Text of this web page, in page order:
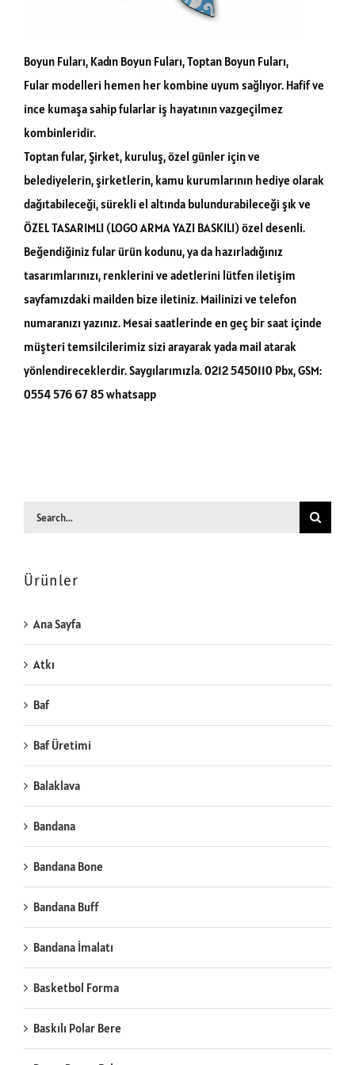
Boyun Fuları, Kadın Boyun Fuları, Toptan Boyun Fuları,
Fular modelleri hemen her kombine uyum sağlıyor. Hafif ve
ince kumaşa sahip fularlar iş hayatının vazgeçilmez
kombinleridir.
Toptan fular, Şirket, kuruluş, özel günler için ve
belediyelerin, şirketlerin, kamu kurumlarının hediye olarak
dağıtabileceği, sürekli el altında bulundurabileceği şık ve
ÖZEL TASARIMLI (LOGO ARMA YAZI BASKILI) özel desenli.
Beğendiğiniz fular ürün kodunu, ya da hazırladığınız
tasarımlarınızı, renklerini ve adetlerini lütfen iletişim
sayfamızdaki mailden bize iletiniz. Mailinizi ve telefon
numaranızı yazınız. Mesai saatlerinde en geç bir saat içinde
müşteri temsilcilerimiz sizi arayarak yada mail atarak
yönlendireceklerdir. Saygılarımızla. 0212 5450110 Pbx, GSM:
0554 576 67 85 whatsapp
Search
Ürünler
Ana Sayfa
Atkı
Baf
Baf Üretimi
Balaklava
Bandana
Bandana Bone
Bandana Buff
Bandana İmalatı
Basketbol Forma
Baskılı Polar Bere